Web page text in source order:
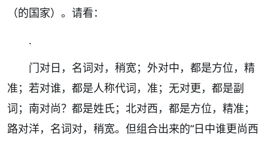
（的国家）。请看：
.
门对日，名词对，稍宽；外对中，都是方位，精
准；若对谁，都是人称代词，准；无对更，都是副
词；南对尚？都是姓氏；北对西，都是方位，精准；
路对洋，名词对，稍宽。但组合出来的“日中谁更尚西